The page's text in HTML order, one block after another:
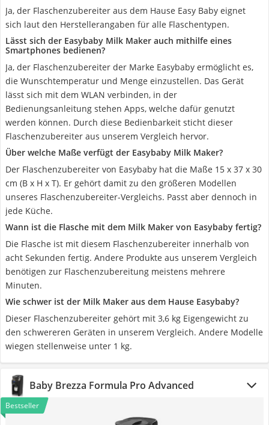
Ja, der Flaschenzubereiter aus dem Hause Easy Baby eignet
sich laut den Herstellerangaben für alle Flaschentypen.
Lässt sich der Easybaby Milk Maker auch mithilfe eines
Smartphones bedienen?
Ja, der Flaschenzubereiter der Marke Easybaby ermöglicht es,
die Wunschtemperatur und Menge einzustellen. Das Gerät
lässt sich mit dem WLAN verbinden, in der
Bedienungsanleitung stehen Apps, welche dafür genutzt
werden können. Durch diese Bedienbarkeit sticht dieser
Flaschenzubereiter aus unserem Vergleich hervor.
Über welche Maße verfügt der Easybaby Milk Maker?
Der Flaschenzubereiter von Easybaby hat die Maße 15 x 37 x 30
cm (B x H x T). Er gehört damit zu den größeren Modellen
unseres Flaschenzubereiter-Vergleichs. Passt aber dennoch in
jede Küche.
Wann ist die Flasche mit dem Milk Maker von Easybaby fertig?
Die Flasche ist mit diesem Flaschenzubereiter innerhalb von
acht Sekunden fertig. Andere Produkte aus unserem Vergleich
benötigen zur Flaschenzubereitung meistens mehrere
Minuten.
Wie schwer ist der Milk Maker aus dem Hause Easybaby?
Dieser Flaschenzubereiter gehört mit 3,6 kg Eigengewicht zu
den schwereren Geräten in unserem Vergleich. Andere Modelle
wiegen stellenweise unter 1 kg.
Baby Brezza Formula Pro Advanced
Bestseller